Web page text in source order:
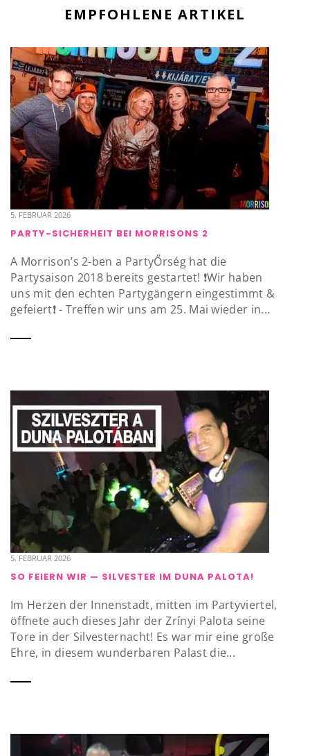
EMPFOHLENE ARTIKEL
5. FEBRUAR 2026
PARTY-SICHERHEIT BEI MORRISONS 2
A Morrison’s 2-ben a PartyŐrség hat die
Partysaison 2018 bereits gestartet! ❗️Wir haben
uns mit den echten Partygängern eingestimmt &
gefeiert❗️ - Treffen wir uns am 25. Mai wieder in...
5. FEBRUAR 2026
SO FEIERN WIR — SILVESTER IM DUNA PALOTA!
Im Herzen der Innenstadt, mitten im Partyviertel,
öffnete auch dieses Jahr der Zrínyi Palota seine
Tore in der Silvesternacht! Es war mir eine große
Ehre, in diesem wunderbaren Palast die...